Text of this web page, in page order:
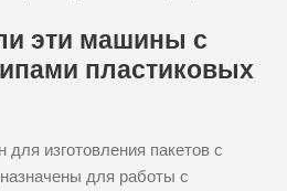
эти машины с
пластиковых
изготовления пакетов с
для работы с